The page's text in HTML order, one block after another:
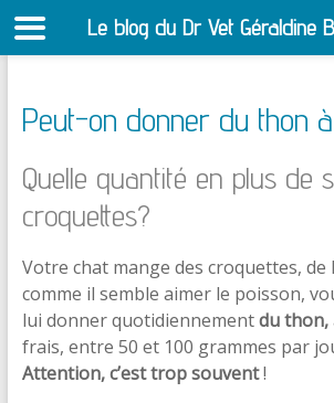
Peut-on donner du thon
Quelle quantité en plus de
croquettes?
Votre chat mange des croquettes, de
comme il semble aimer le poisson,
lui donner quotidiennementdu thon,
frais, entre 50 et 100 grammes par
Attention, c’est trop souvent!
Le blog du Dr Vet Géraldine